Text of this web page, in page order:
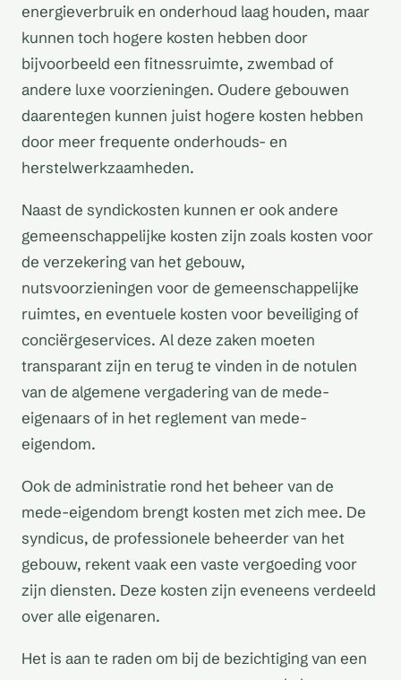
energieverbruik en onderhoud laag houden, maar
kunnen toch hogere kosten hebben door
bijvoorbeeld een fitnessruimte, zwembad of
andere luxe voorzieningen. Oudere gebouwen
daarentegen kunnen juist hogere kosten hebben
door meer frequente onderhouds- en
herstelwerkzaamheden.
Naast de syndickosten kunnen er ook andere
gemeenschappelijke kosten zijn zoals kosten voor
de verzekering van het gebouw,
nutsvoorzieningen voor de gemeenschappelijke
ruimtes, en eventuele kosten voor beveiliging of
conciërgeservices. Al deze zaken moeten
transparant zijn en terug te vinden in de notulen
van de algemene vergadering van de mede-
eigenaars of in het reglement van mede-
eigendom.
Ook de administratie rond het beheer van de
mede-eigendom brengt kosten met zich mee. De
syndicus, de professionele beheerder van het
gebouw, rekent vaak een vaste vergoeding voor
zijn diensten. Deze kosten zijn eveneens verdeeld
over alle eigenaren.
Het is aan te raden om bij de bezichtiging van een